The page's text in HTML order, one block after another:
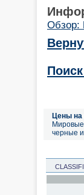
Обзор:
Цены
черные